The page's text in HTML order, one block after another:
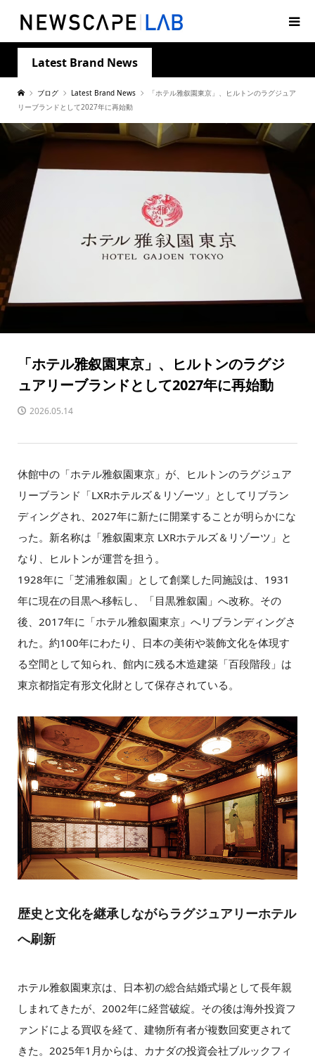
Latest Brand News
ブログ Latest Brand News
「ホテル雅叙園東京」、ヒルトンのラグジュア
リーブランドとして2027年に再始動
「ホテル雅叙園東京」、ヒルトンのラグジ
ュアリーブランドとして2027年に再始動
2026.05.14
休館中の「ホテル雅叙園東京」が、ヒルトンのラグジュア
リーブランド「LXRホテルズ＆リゾーツ」としてリブラン
ディングされ、2027年に新たに開業することが明らかにな
った。新名称は「雅叙園東京 LXRホテルズ＆リゾーツ」と
なり、ヒルトンが運営を担う。
1928年に「芝浦雅叙園」として創業した同施設は、1931
年に現在の目黒へ移転し、「目黒雅叙園」へ改称。その
後、2017年に「ホテル雅叙園東京」へリブランディングさ
れた。約100年にわたり、日本の美術や装飾文化を体現す
る空間として知られ、館内に残る木造建築「百段階段」は
東京都指定有形文化財として保存されている。
歴史と文化を継承しながらラグジュアリーホテル
へ刷新
ホテル雅叙園東京は、日本初の総合結婚式場として長年親
しまれてきたが、2002年に経営破綻。その後は海外投資フ
ァンドによる買収を経て、建物所有者が複数回変更されて
きた。2025年1月からは、カナダの投資会社ブルックフィ